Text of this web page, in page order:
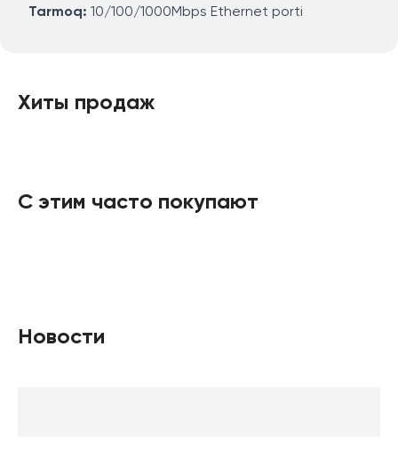
Tarmoq: 10/100/1000Mbps Ethernet porti
Хиты продаж
С этим часто покупают
Новости